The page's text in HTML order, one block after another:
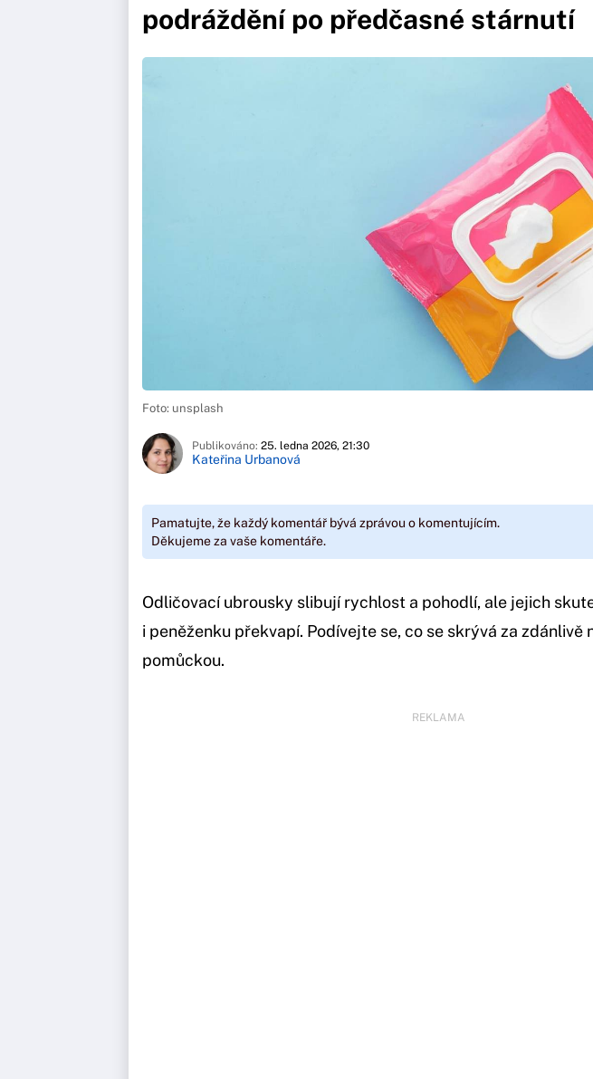
podráždění po předčasné stárnutí
Foto: unsplash
Publikováno: 25. ledna 2026, 21:30
Kateřina Urbanová
Pamatujte, že každý komentář bývá zprávou o komentujícím.
Děkujeme za vaše komentáře.
Odličovací ubrousky slibují rychlost a pohodlí, ale jejich
i peněženku překvapí. Podívejte se, co se skrývá za zdánlivě
pomůckou.
REKLAMA